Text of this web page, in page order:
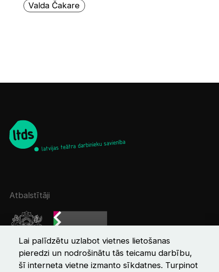
Valda Čakare
Atbalstītāji
Lai palīdzētu uzlabot vietnes lietošanas
pieredzi un nodrošinātu tās teicamu darbību,
šī interneta vietne izmanto sīkdatnes. Turpinot